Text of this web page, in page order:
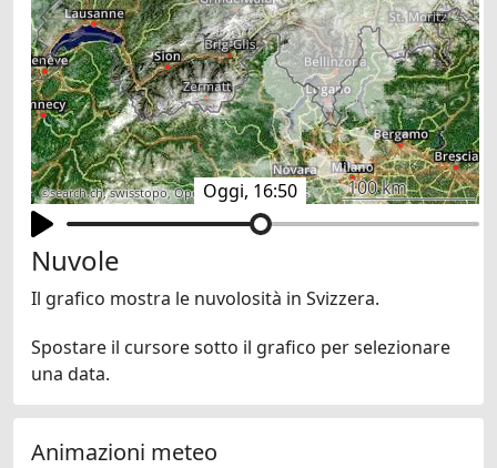
Oggi, 16:50
©search.ch,swisstopo,OpenStreetMap,others 100 km
Nuvole
Il grafico mostra le nuvolosità in Svizzera.
Spostare il cursore sotto il grafico per selezionare
una data.
Animazioni meteo